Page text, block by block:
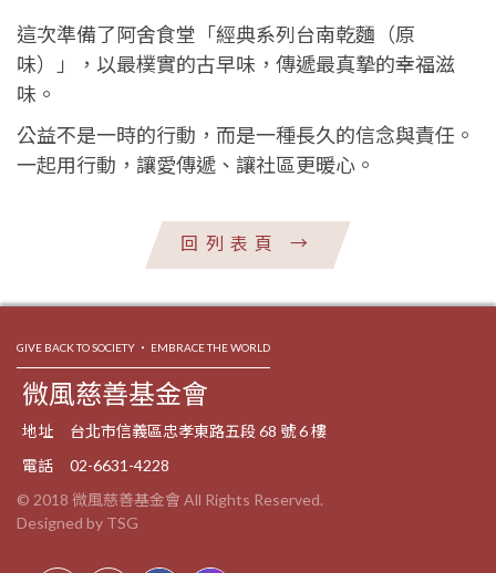
這次準備了阿舍食堂「經典系列台南乾麵（原
味）」，以最樸實的古早味，傳遞最真摯的幸福滋
味。
公益不是一時的行動，而是一種長久的信念與責任。
一起用行動，讓愛傳遞、讓社區更暖心。
回列表頁→
GIVE BACK TO SOCIETY ‧ EMBRACE THE WORLD
微風慈善基金會
地址
台北市信義區忠孝東路五段 68 號 6 樓
電話
02-6631-4228
© 2018 微風慈善基金會 All Rights Reserved.
Designed by TSG